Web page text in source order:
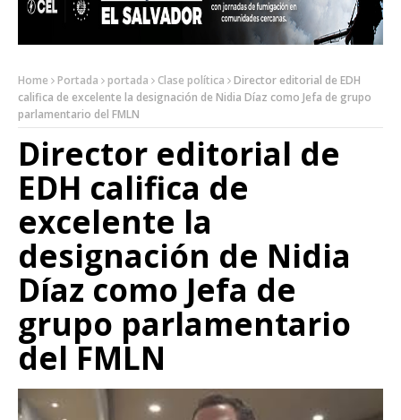
Home Portada portada Clase política
Director editorial de EDH
califica de excelente la designación de Nidia Díaz como Jefa de grupo
parlamentario del FMLN
Director editorial de
EDH califica de
excelente la
designación de Nidia
Díaz como Jefa de
grupo parlamentario
del FMLN